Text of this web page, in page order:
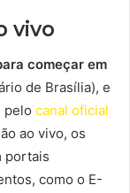
vivo
começar em
de Brasília), e
pelo canal oficial
ao vivo, os
portais
como o E-